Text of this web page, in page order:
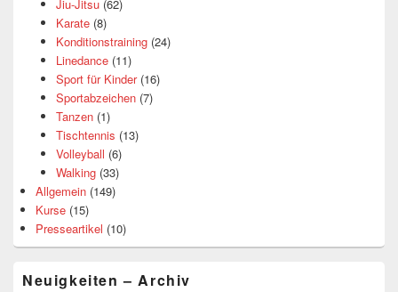
Jiu-Jitsu(62)
Karate(8)
Konditionstraining(24)
Linedance(11)
Sport für Kinder(16)
Sportabzeichen(7)
Tanzen(1)
Tischtennis (13)
Volleyball (6)
Walking(33)
Allgemein (149)
Kurse (15)
Presseartikel (10)
Neuigkeiten – Archiv